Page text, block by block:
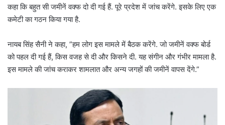
कहा कि बहुत सी जमीनें वक्फ दो दी गई हैं. पूरे प्रदेश में जांच करेंगे. इसके लिए एक
कमेटी का गठन किया गया है.
नायब सिंह सैनी ने कहा, ”हम लोग इस मामले में बैठक करेंगे. जो जमीनें वक्फ बोर्ड
को पहल दी गई हैं, किस वजह से दी और किसने दी. यह संगीन और गंभीर मामला है.
इस मामले की जांच कराकर शामलात और अन्य जगहों की जमीनें वापस देंगे.”